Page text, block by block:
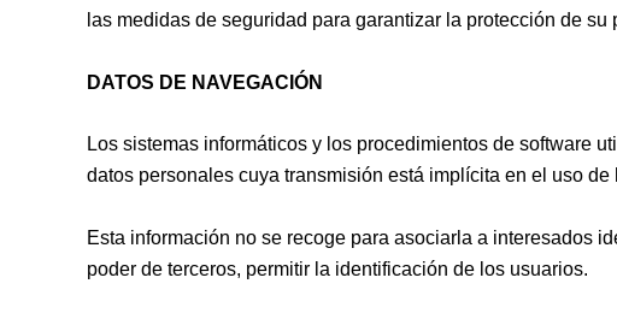
las medidas de seguridad para garantizar la protección de su
DATOS DE NAVEGACIÓN
Los sistemas informáticos y los procedimientos de software
datos personales cuya transmisión está implícita en el uso
Esta información no se recoge para asociarla a interesados
poder de terceros, permitir la identificación de los usuarios.